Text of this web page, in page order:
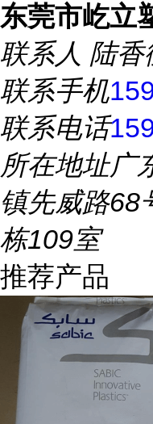
东莞市屹立
联系人 陆香
联系手机
联系电话
所在地址广
镇先威路68
栋109室
推荐产品